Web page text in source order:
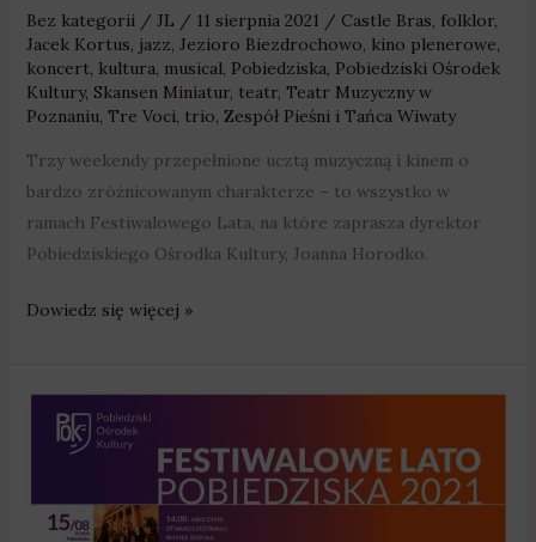
Bez kategorii/ JL / 11 sierpnia 2021 / Castle Bras, folklor,
Jacek Kortus, jazz, Jezioro Biezdrochowo, kino plenerowe,
koncert, kultura, musical, Pobiedziska, Pobiedziski Ośrodek
Kultury, Skansen Miniatur, teatr, Teatr Muzyczny w
Poznaniu, Tre Voci, trio, Zespół Pieśni i Tańca Wiwaty
Trzy weekendy przepełnione ucztą muzyczną i kinem o
bardzo zróżnicowanym charakterze – to wszystko w
ramach Festiwalowego Lata, na które zaprasza dyrektor
Pobiedziskiego Ośrodka Kultury, Joanna Horodko.
Dowiedz się więcej »
musical,